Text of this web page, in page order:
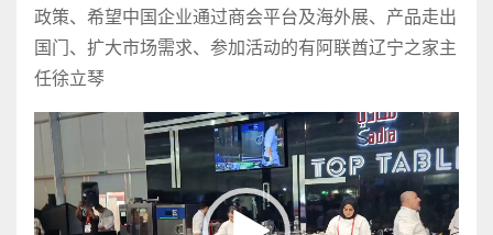
政策、希望中国企业通过商会平台及海外展、产品走出
国门、扩大市场需求、参加活动的有阿联酋辽宁之家主
任徐立琴
视
播
放